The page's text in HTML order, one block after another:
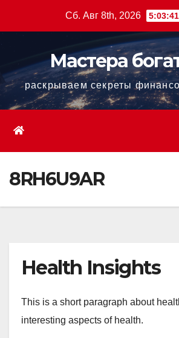
Сб. Авг 8th, 2026
Мастера
раскрываем секреты
8RH6U9AR
Health Insights
This is a short paragraph about
interesting aspects of health.